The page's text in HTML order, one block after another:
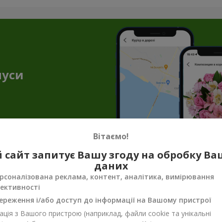
в м. Київ — витонченість, що
в неймовірній квітковій композиції. Насичені осінні
естетики, що точно сподобається зрілимжінкамта
відтінку: що символізує бордова
Вітаємо!
сайт запитує Вашу згоду на обробку
даних
реклама, контент, аналітика, вимірювання
і/або доступ до інформації на Вашому пристрої
з Вашого пристрою (наприклад, файли cookie та унікальні